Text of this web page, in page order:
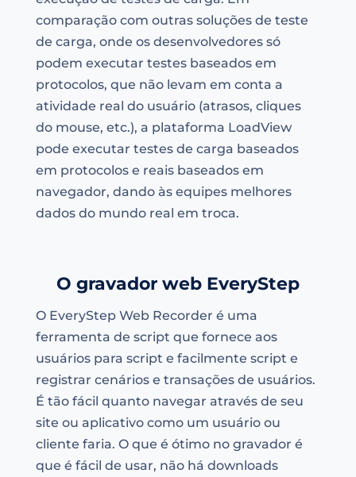
comparação com outras soluções de teste
de carga, onde os desenvolvedores só
podem executar testes baseados em
protocolos, que não levam em conta a
atividade real do usuário (atrasos, cliques
do mouse, etc.), a plataforma LoadView
pode executar testes de carga baseados
em protocolos e reais baseados em
navegador, dando às equipes melhores
dados do mundo real em troca.
O gravador web EveryStep
O EveryStep Web Recorder é uma
ferramenta de script que fornece aos
usuários para script e facilmente script e
registrar cenários e transações de usuários.
É tão fácil quanto navegar através de seu
site ou aplicativo como um usuário ou
cliente faria. O que é ótimo no gravador é
que é fácil de usar, não há downloads